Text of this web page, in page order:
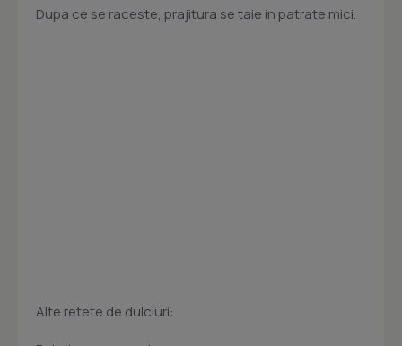
Dupa ce se raceste, prajitura se taie in patrate mici.
Alte retete de dulciuri: